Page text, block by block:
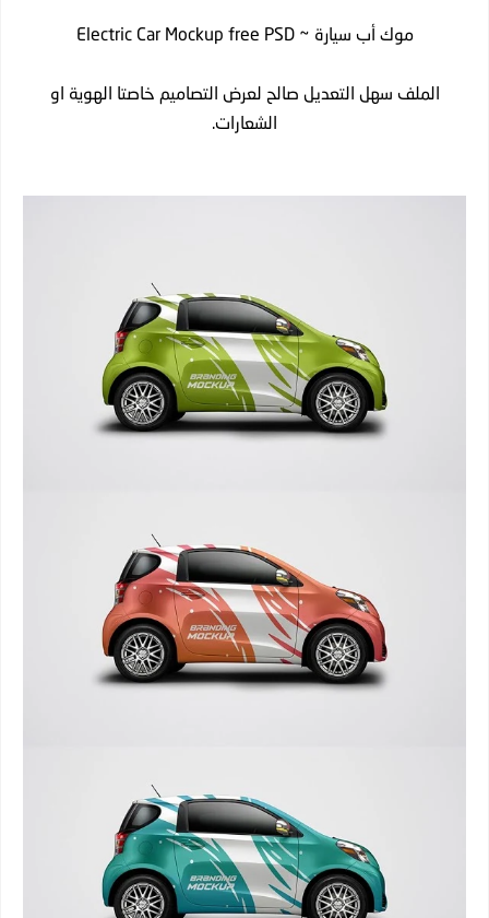
موك أب سيارة ~ Electric Car Mockup free PSD
الملف سهل التعديل صالح لعرض التصاميم خاصتا الهوية او
الشعارات.